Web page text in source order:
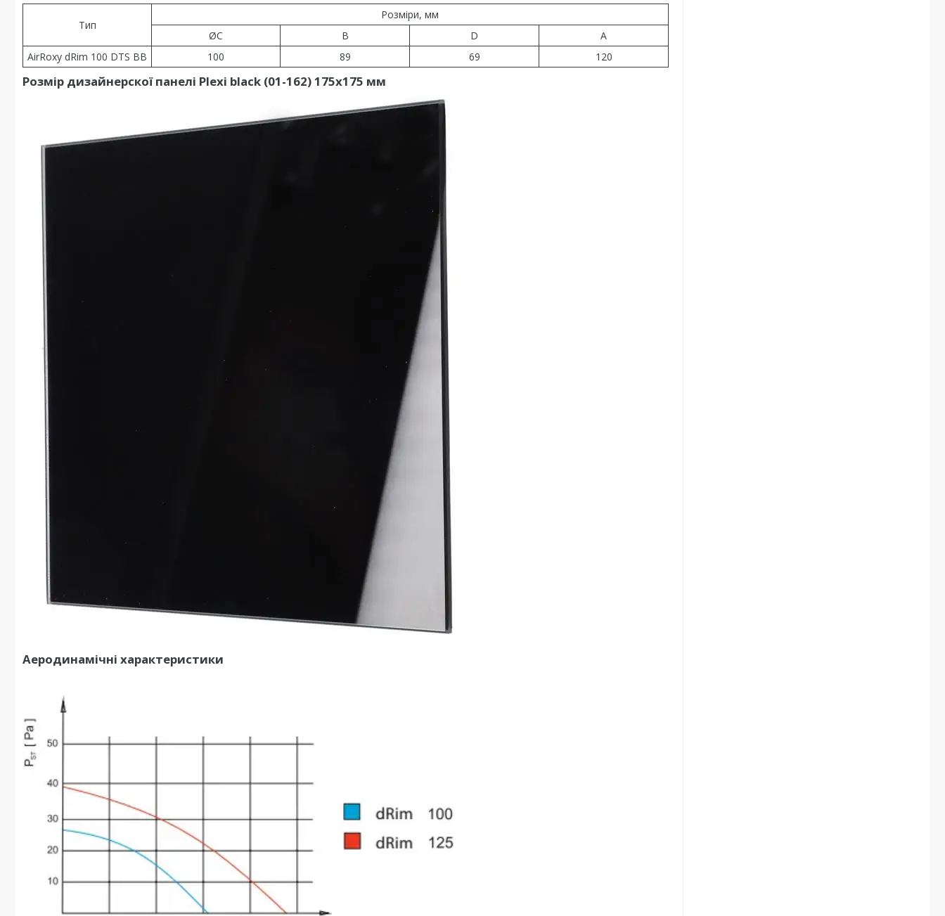
Тип
Розміри, мм
ØC
B D
A
AirRoxy dRim 100 DTS BB
100 89 69 120
Розмір дизайнерскої панелі Plexi black (01-162) 175х175 мм
Аеродинамічні характеристики